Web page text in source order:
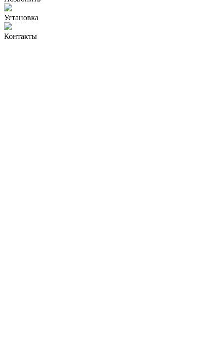
Установка
Контакты